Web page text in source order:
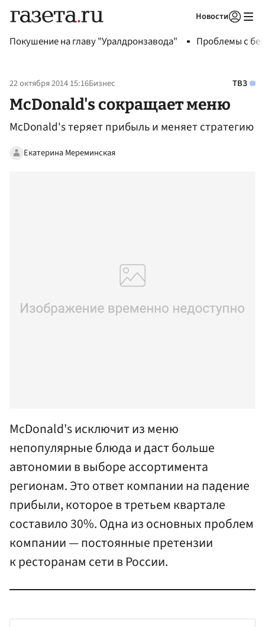
Новости
Покушение на главу "Уралдронзавода" Проблемы с
22 октября 2014 15:16Бизнес ТВЗ
McDonald's сокращает меню
McDonald's теряет прибыль и меняет стратегию
Екатерина Мереминская
McDonald's исключит из меню
непопулярные блюда и даст больше
автономии в выборе ассортимента
регионам. Это ответ компании на падение
прибыли, которое в третьем квартале
составило 30%. Одна из основных проблем
компании — постоянные претензии
к ресторанам сети в России.